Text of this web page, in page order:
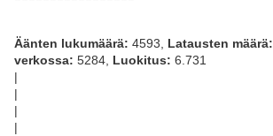
Äänten lukumäärä: 4593, Latausten määrä:
verkossa: 5284, Luokitus: 6.731
|
|
|
|